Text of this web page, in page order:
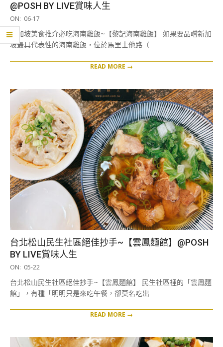
@POSH BY LIVE賞味人生
2026-
06-
17
ON: 06-17
新加坡美食推介必吃海南雞飯~【黎記海南雞飯】 如果要品嚐新加
坡最具代表性的海南雞飯，位於馬里士他路（
READ MORE →
台北松山民生社區絕佳抄手~【雲鳳麵館】@POSH
BY LIVE賞味人生
2026-
22
ON: 05-22
台北松山民生社區絕佳抄手~【雲鳳麵館】 民生社區裡的「雲鳳麵
館」，有種「明明只是來吃午餐，卻莫名吃出
READ MORE →